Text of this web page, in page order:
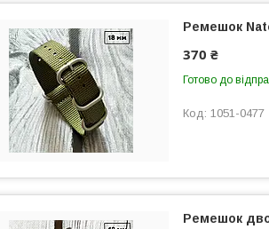
Ремешок
370 ₴
Готово до
1051-0477
Ремешок